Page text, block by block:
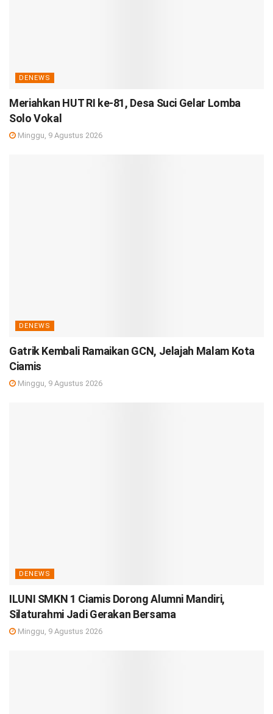
DENEWS
Meriahkan HUT RI ke-81, Desa Suci Gelar Lomba
Solo Vokal
Minggu, 9 Agustus 2026
DENEWS
Gatrik Kembali Ramaikan GCN, Jelajah Malam Kota
Ciamis
Minggu, 9 Agustus 2026
DENEWS
ILUNI SMKN 1 Ciamis Dorong Alumni Mandiri,
Silaturahmi Jadi Gerakan Bersama
Minggu, 9 Agustus 2026